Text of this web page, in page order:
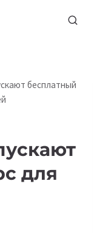
бесплатный
для